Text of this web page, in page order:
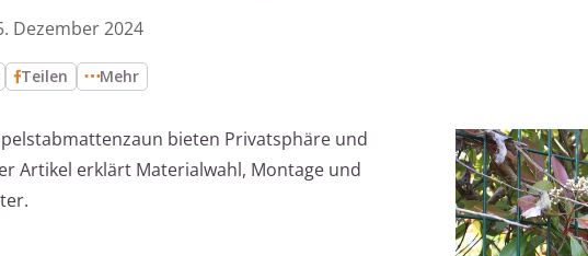
Dezember 2024
Teilen Mehr
bieten Privatsphäre und
Artikel erklärt Materialwahl, Montage und